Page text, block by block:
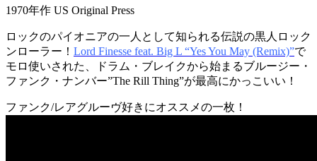
1970年作 US Original Press
ロックのパイオニアの一人として知られる伝説の黒人ロック
ンローラー！ Lord Finesse feat. Big L “Yes You May (Remix)”で
モロ使いされた、ドラム・ブレイクから始まるブルージー・
ファンク・ナンバー”The Rill Thing”が最高にかっこいい！
ファンク/レアグルーヴ好きにオススメの一枚！